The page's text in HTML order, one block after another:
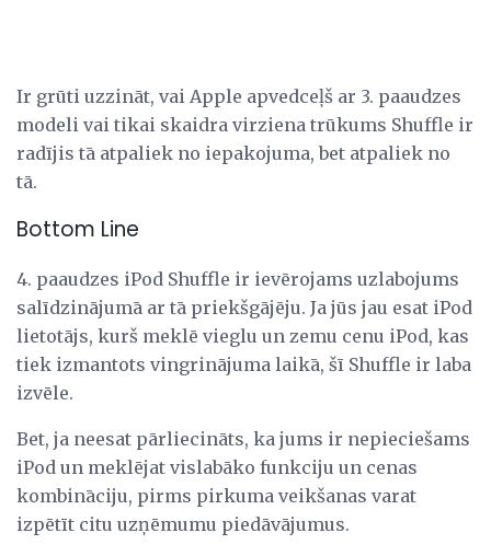
Ir grūti uzzināt, vai Apple apvedceļš ar 3. paaudzes
modeli vai tikai skaidra virziena trūkums Shuffle ir
radījis tā atpaliek no iepakojuma, bet atpaliek no
tā.
Bottom Line
4. paaudzes iPod Shuffle ir ievērojams uzlabojums
salīdzinājumā ar tā priekšgājēju. Ja jūs jau esat iPod
lietotājs, kurš meklē vieglu un zemu cenu iPod, kas
tiek izmantots vingrinājuma laikā, šī Shuffle ir laba
izvēle.
Bet, ja neesat pārliecināts, ka jums ir nepieciešams
iPod un meklējat vislabāko funkciju un cenas
kombināciju, pirms pirkuma veikšanas varat
izpētīt citu uzņēmumu piedāvājumus.